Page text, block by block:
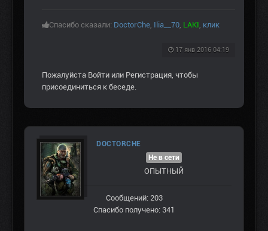
Спасибо сказали: DoctorChe, Ilia__70, LAKI, клик
17 янв 2016 04:19
Пожалуйста Войти или Регистрация, чтобы
присоединиться к беседе.
DOCTORCHE
Не в сети
ОПЫТНЫЙ
Сообщений: 203
Спасибо получено: 341